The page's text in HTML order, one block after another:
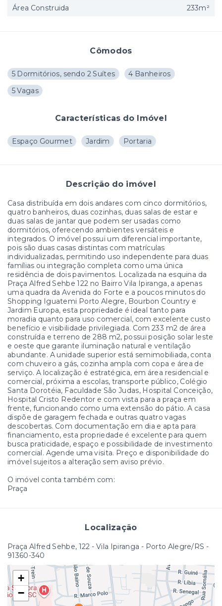
Cômodos
5 Dormitórios, sendo 2 Suítes
4 Banheiros
5 Vagas
Características do Imóvel
Espaço Gourmet Jardim Portaria
Descrição do imóvel
Casa distribuída em dois andares com cinco dormitórios,
quatro banheiros, duas cozinhas, duas salas de estar e
duas salas de jantar que podem ser usadas como
dormitórios, oferecendo ambientes versáteis e
integrados. O imóvel possui um diferencial importante,
pois são duas casas distintas com matrículas
individualizadas, permitindo uso independente para duas
famílias ou integração completa como uma única
residência de dois pavimentos. Localizada na esquina da
Praça Alfred Sehbe 122 no Bairro Vila Ipiranga, a apenas
uma quadra da Avenida do Forte e a poucos minutos do
Shopping Iguatemi Porto Alegre, Bourbon Country e
Jardim Europa, esta propriedade é ideal tanto para
moradia quanto para uso comercial, com excelente custo
benefício e visibilidade privilegiada. Com 233 m2 de área
construída e terreno de 288 m2, possui posição solar leste
e oeste que garante iluminação natural e ventilação
abundante. A unidade superior está semimobiliada, conta
com chuveiro a gás, cozinha ampla com copa e área de
serviço. A localização é estratégica, em área residencial e
comercial, próxima a escolas, transporte público, Colégio
Santa Dorotéia, Faculdade São Judas, Hospital Conceição,
Hospital Cristo Redentor e com vista para a praça em
frente, funcionando como uma extensão do pátio. A casa
dispõe de garagem fechada e outras quatro vagas
descobertas. Com documentação em dia e apta para
financiamento, esta propriedade é excelente para quem
busca praticidade, espaço e possibilidade de investimento
comercial. Agende uma visita. Preço e disponibilidade do
imóvel sujeitos a alteração sem aviso prévio.
O imóvel conta também com:
Praça
Localização
Praça Alfred Sehbe, 122 - Vila Ipiranga - Porto Alegre/RS -
91360-340
+
−
Área Construida
233m²